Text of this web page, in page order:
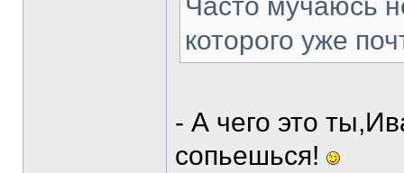
которого уже
- А чего это
сопьешься!